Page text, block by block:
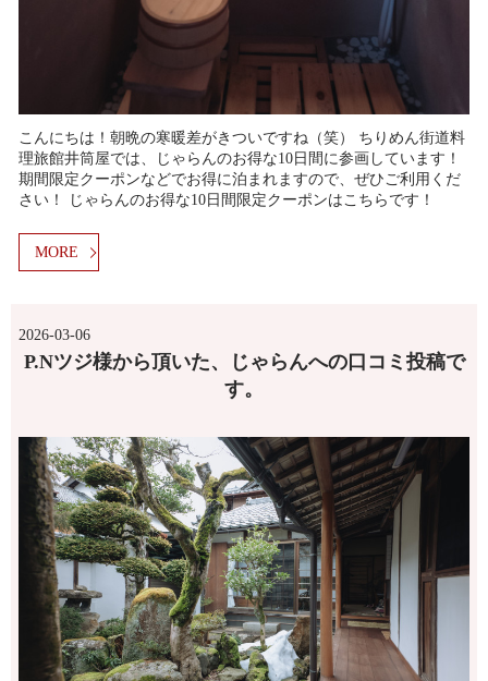
こんにちは！朝晩の寒暖差がきついですね（笑） ちりめん街道料
理旅館井筒屋では、じゃらんのお得な10日間に参画しています！
期間限定クーポンなどでお得に泊まれますので、ぜひご利用くだ
さい！ じゃらんのお得な10日間限定クーポンはこちらです！
MORE
2026-03-06
P.Nツジ様から頂いた、じゃらんへの口コミ投稿で
す。